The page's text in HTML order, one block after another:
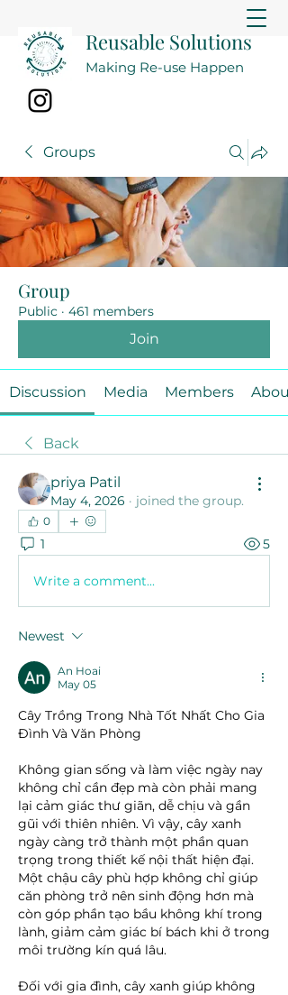
Reusable Solutions
Making Re-use Happen
Groups
Group
Public · 461 members
Join
Discussion Media Members About
Back
priya Patil
May 4, 2026 · joined the group.
0
1 5
Write a comment...
Newest
An Hoai
May 05
Cây Trồng Trong Nhà Tốt Nhất Cho Gia
Đình Và Văn Phòng
Không gian sống và làm việc ngày nay
không chỉ cần đẹp mà còn phải mang
lại cảm giác thư giãn, dễ chịu và gần
gũi với thiên nhiên. Vì vậy, cây xanh
ngày càng trở thành một phần quan
trọng trong thiết kế nội thất hiện đại.
Một chậu cây phù hợp không chỉ giúp
căn phòng trở nên sinh động hơn mà
còn góp phần tạo bầu không khí trong
lành, giảm cảm giác bí bách khi ở trong
môi trường kín quá lâu.
Đối với gia đình, cây xanh giúp không